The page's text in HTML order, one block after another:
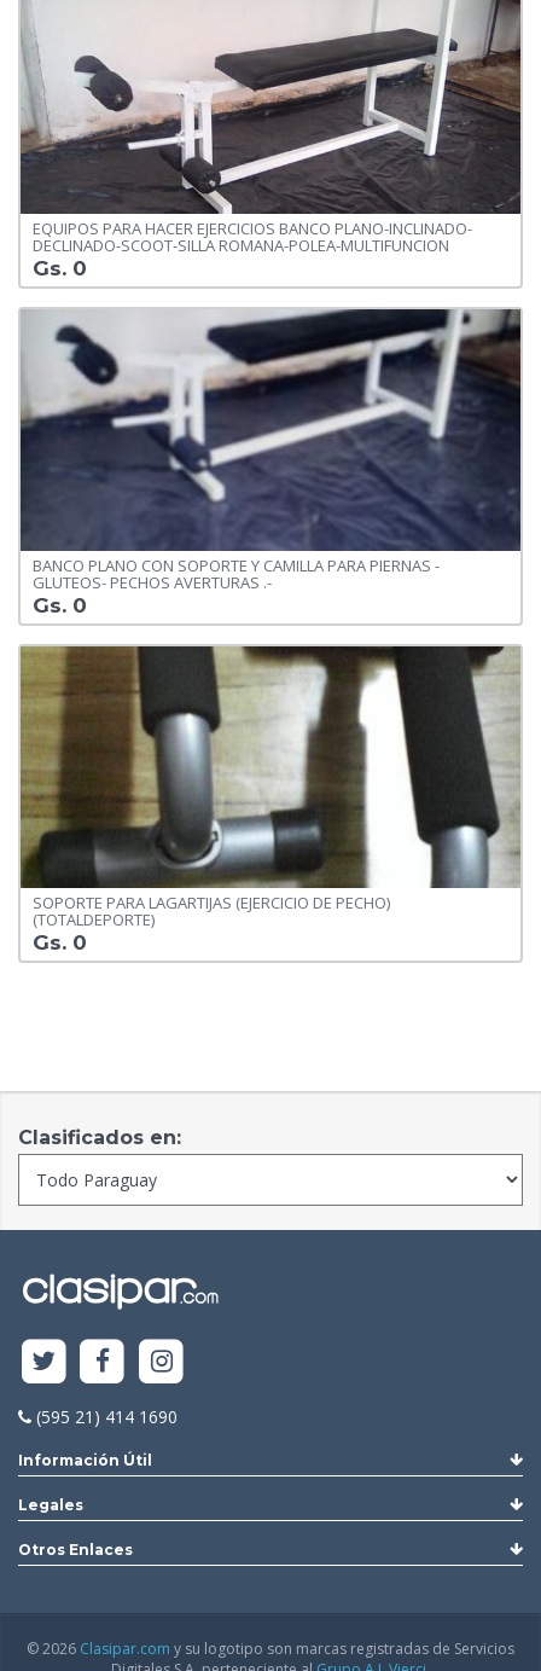
EQUIPOS PARA HACER EJERCICIOS BANCO PLANO-INCLINADO-
DECLINADO-SCOOT-SILLA ROMANA-POLEA-MULTIFUNCION
Gs. 0
BANCO PLANO CON SOPORTE Y CAMILLA PARA PIERNAS -
GLUTEOS- PECHOS AVERTURAS .-
Gs. 0
SOPORTE PARA LAGARTIJAS (EJERCICIO DE PECHO)
(TOTALDEPORTE)
Gs. 0
Clasificados en:
(595 21) 414 1690
Información Útil
Legales
Otros Enlaces
© 2026 Clasipar.com y su logotipo son marcas registradas de Servicios